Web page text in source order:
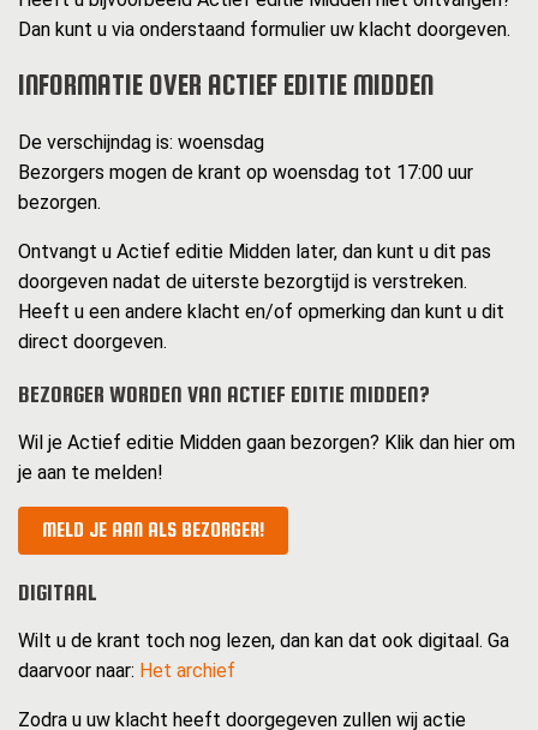
Dan kunt u via onderstaand formulier uw klacht doorgeven.
INFORMATIE OVER ACTIEF EDITIE MIDDEN
De verschijndag is: woensdag
Bezorgers mogen de krant op woensdag tot 17:00 uur
bezorgen.
Ontvangt u Actief editie Midden later, dan kunt u dit pas
doorgeven nadat de uiterste bezorgtijd is verstreken.
Heeft u een andere klacht en/of opmerking dan kunt u dit
direct doorgeven.
BEZORGER WORDEN VAN ACTIEF EDITIE MIDDEN?
Wil je Actief editie Midden gaan bezorgen? Klik dan hier om
je aan te melden!
MELD JE AAN ALS BEZORGER!
DIGITAAL
Wilt u de krant toch nog lezen, dan kan dat ook digitaal. Ga
daarvoor naar: Het archief
Zodra u uw klacht heeft doorgegeven zullen wij actie